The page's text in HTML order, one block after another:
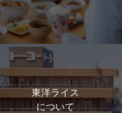
東洋ライス
について